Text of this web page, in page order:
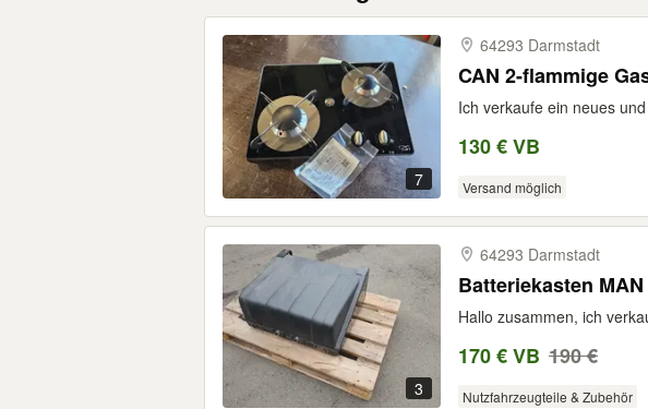
7
64293 Darmstadt
CAN 2-flammige
Ich verkaufe ein neues
130 € VB
Versand möglich
3
64293 Darmstadt
Batteriekasten
Hallo zusammen, ich
170 € VB 190 €
Nutzfahrzeugteile & Zubehör